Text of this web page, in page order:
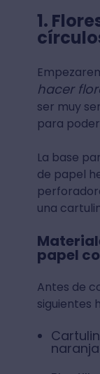
1.
hacer
ser muy
para
La base
de papel
una
papel
Antes de
siguientes